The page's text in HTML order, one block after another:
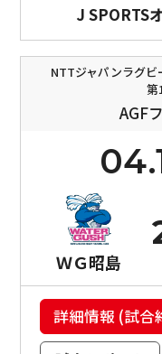
J SPORTS
NTTジャパンラグビ
第
AGF
ＷＧ昭島
詳細情報 (試合